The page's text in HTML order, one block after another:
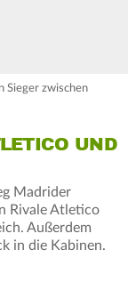
Sieger zwischen
UND
Madrider
Rivale Atletico
Außerdem
in die Kabinen.